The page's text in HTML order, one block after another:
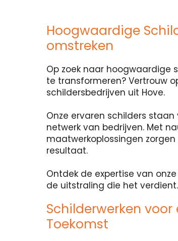
Hoogwaardige
omstreken
Op zoek naar hoogwaardige
te transformeren? Vertrouw
schildersbedrijven uit Hove.
Onze ervaren schilders
netwerk van bedrijven. Met
maatwerkoplossingen
resultaat.
Ontdek de expertise van
de uitstraling die het verdient.
Schilderwerken voor
Toekomst